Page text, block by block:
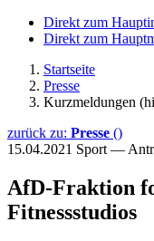
Direkt zum
Direkt zum
Startseite
Presse
Kurzmeldungen
zurück zu: Presse ()
15.04.2021 Sport —
AfD-Fraktion
Fitnessstudios